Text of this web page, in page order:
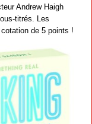
Andrew Haigh
titrés. Les
de 5 points !